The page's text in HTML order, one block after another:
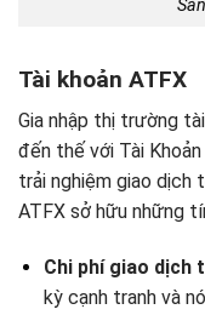
Tài khoản ATFX
Gia nhập thị trường
đến thế với Tài
trải nghiệm giao dịch
ATFX sở hữu những
Chi phí giao dịch
kỳ cạnh tranh và